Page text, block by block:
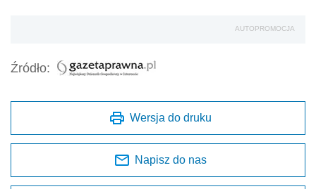
AUTOPROMOCJA
Źródło:
Wersja do druku
Napisz do nas